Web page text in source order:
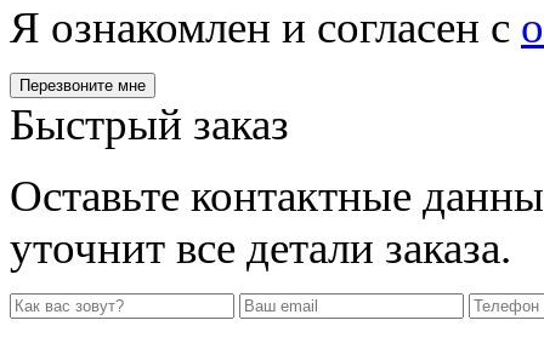
Я ознакомлен и согласен с
Перезвоните мне
Быстрый заказ
Оставьте контактные
уточнит все детали заказа.